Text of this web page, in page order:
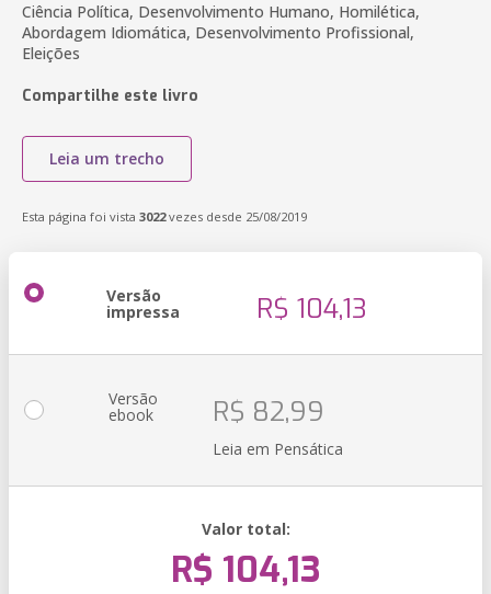
Ciência Política, Desenvolvimento Humano, Homilética,
Abordagem Idiomática, Desenvolvimento Profissional,
Eleições
Compartilhe este livro
Leia um trecho
Esta página foi vista 3022vezes desde 25/08/2019
Versão
impressa R$ 104,13
Versão
ebook R$ 82,99
Leia em Pensática
Valor total:
R$ 104,13